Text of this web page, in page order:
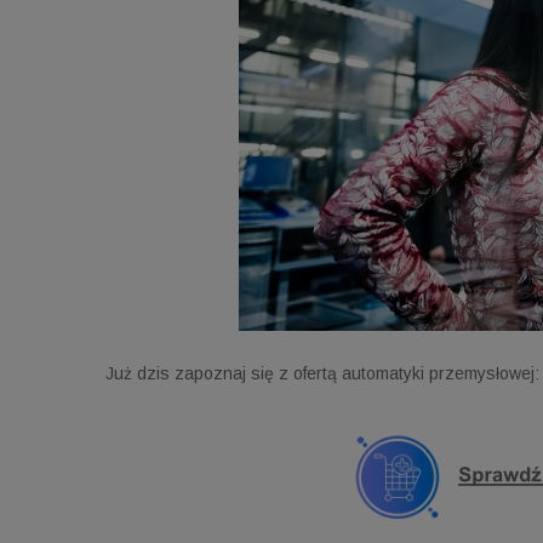
Już dzis zapoznaj się z ofertą automatyki przemysłowej: